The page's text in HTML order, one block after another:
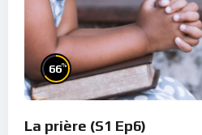
66%
La prière (S1 Ep6)